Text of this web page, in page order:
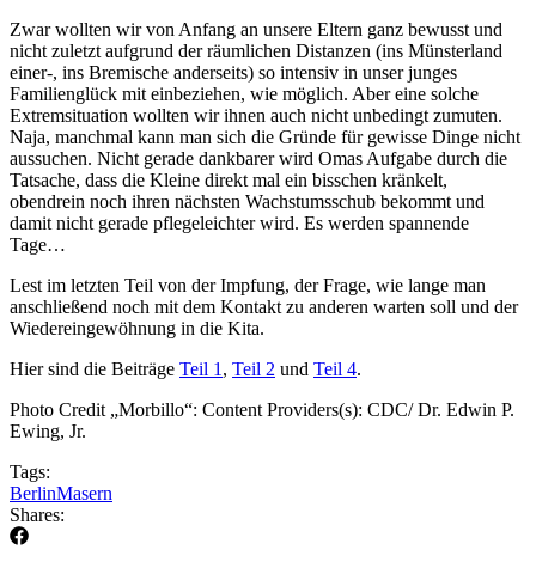
Zwar wollten wir von Anfang an unsere Eltern ganz bewusst und
nicht zuletzt aufgrund der räumlichen Distanzen (ins Münsterland
einer-, ins Bremische anderseits) so intensiv in unser junges
Familienglück mit einbeziehen, wie möglich. Aber eine solche
Extremsituation wollten wir ihnen auch nicht unbedingt zumuten.
Naja, manchmal kann man sich die Gründe für gewisse Dinge nicht
aussuchen. Nicht gerade dankbarer wird Omas Aufgabe durch die
Tatsache, dass die Kleine direkt mal ein bisschen kränkelt,
obendrein noch ihren nächsten Wachstumsschub bekommt und
damit nicht gerade pflegeleichter wird. Es werden spannende
Tage…
Lest im letzten Teil von der Impfung, der Frage, wie lange man
anschließend noch mit dem Kontakt zu anderen warten soll und der
Wiedereingewöhnung in die Kita.
Hier sind die Beiträge Teil 1 , Teil 2 und Teil 4.
Photo Credit „Morbillo“: Content Providers(s): CDC/ Dr. Edwin P.
Ewing, Jr.
Tags:
BerlinMasern
Shares: